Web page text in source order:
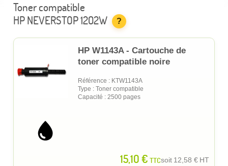
Toner compatible
HP NEVERSTOP 1202W
?
HP W1143A - Cartouche de
toner compatible noire
Référence : KTW1143A
Type : Toner compatible
Capacité : 2500 pages
15,10 € TTCsoit 12,58 € HT